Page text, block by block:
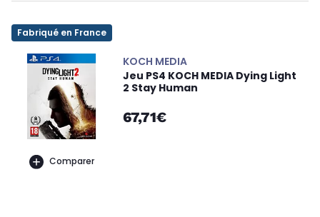
Fabriqué en France
Comparer
KOCH MEDIA
Jeu PS4 KOCH MEDIA Dying Light
2 Stay Human
67,71€